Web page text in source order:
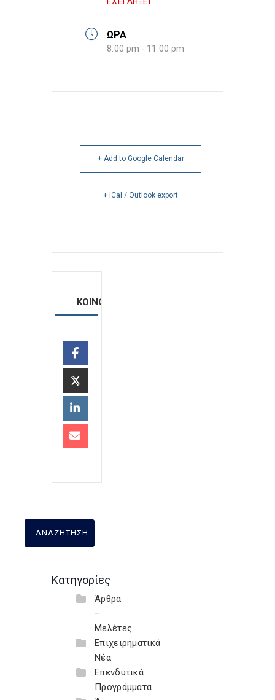
ΩΡΑ
8:00 pm - 11:00 pm
+ Add to Google Calendar
+ iCal / Outlook export
ΚΟΙΝΟΠΟΙΗΣΗ
Κατηγορίες
Άρθρα
–
Μελέτες
Επιχειρηματικά
Νέα
Επενδυτικά
Προγράμματα